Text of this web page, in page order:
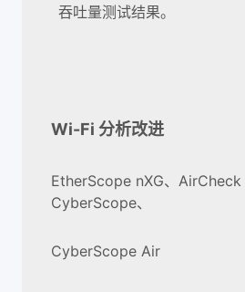
吞吐量测试结果。
Wi-Fi 分析改进
EtherScope nXG、AirCheck
CyberScope、
CyberScope Air